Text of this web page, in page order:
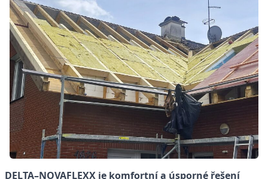
DELTA–NOVAFLEXX je komfortní a úsporné řešení